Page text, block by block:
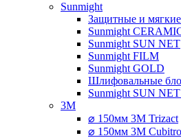
Sunmight
Защитные и
Sunmight
Sunmight SUN NET
Sunmight FILM
Sunmight GOLD
Шлифовальные
Sunmight SUN
3M
⌀ 150мм 3M Trizact
⌀ 150мм 3M